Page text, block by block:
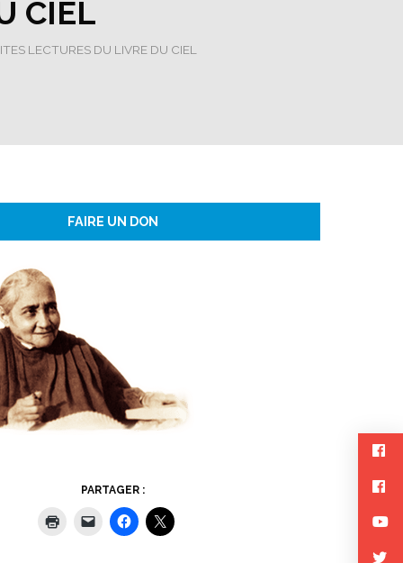
CIEL
LECTURES DU LIVRE DU CIEL
FAIRE UN DON
PARTAGER :